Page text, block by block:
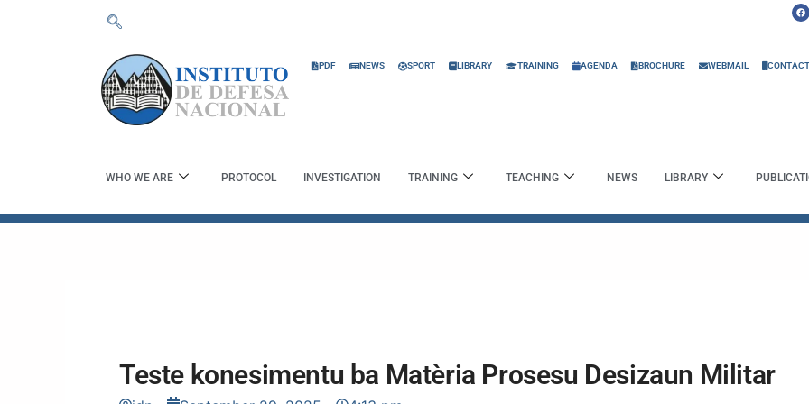
F
a
c
k
PDF NEWS SPORT LIBRARY TRAINING AGENDA BROCHURE WEBMAIL
WHO WE ARE PROTOCOL INVESTIGATION TRAINING TEACHING NEWS LIBRARY
Teste konesimentu ba Matèria Prosesu Desizaun Militar